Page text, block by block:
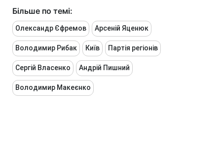
Більше по темі:
Олександр Єфремов Арсеній Яценюк
Володимир Рибак Київ Партія регіонів
Сергій Власенко Андрій Пишний
Володимир Макеєнко